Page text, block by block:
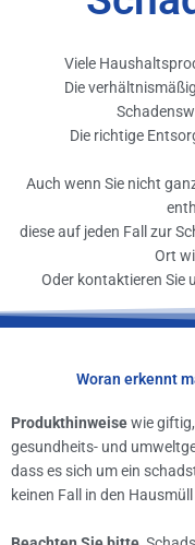
Viele
Die
Die richtige
Auch wenn Sie nicht
diese auf jeden Fall zur
Ort
Oder kontaktieren Sie
Woran erkennt
Produkthinweisewie
gesundheits- und
dass es sich um ein
keinen Fall in den